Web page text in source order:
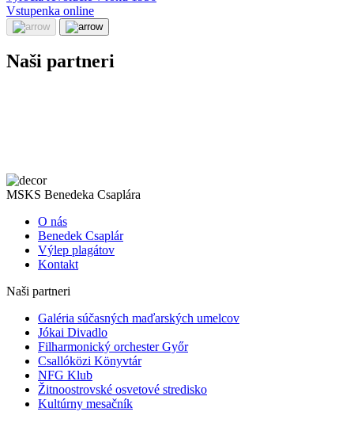
Vstupenka online
Naši partneri
MSKS Benedeka Csaplára
O nás
Benedek Csaplár
Výlep plagátov
Kontakt
Naši partneri
Galéria súčasných maďarských umelcov
Jókai Divadlo
Filharmonický orchester Győr
Csallóközi Könyvtár
NFG Klub
Žitnoostrovské osvetové stredisko
Kultúrny mesačník